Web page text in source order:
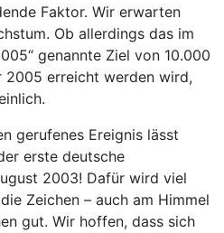
Faktor. Wir erwarten
Ob allerdings das im
genannte Ziel von 10.000
2005 erreicht werden wird,
gerufenes Ereignis lässt
erste deutsche
2003! Dafür wird viel
Zeichen – auch am Himmel
gut. Wir hoffen, dass sich